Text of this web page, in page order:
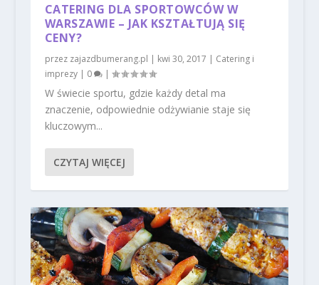
CATERING DLA SPORTOWCÓW W
WARSZAWIE – JAK KSZTAŁTUJĄ SIĘ
CENY?
przez zajazdbumerang.pl | kwi 30, 2017 | Catering i
imprezy| 0 |
W świecie sportu, gdzie każdy detal ma
znaczenie, odpowiednie odżywianie staje się
kluczowym...
CZYTAJ WIĘCEJ